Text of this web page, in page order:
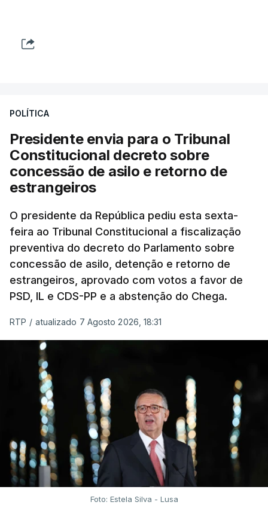
POLÍTICA
Presidente envia para o Tribunal
Constitucional decreto sobre
concessão de asilo e retorno de
estrangeiros
O presidente da República pediu esta sexta-
feira ao Tribunal Constitucional a fiscalização
preventiva do decreto do Parlamento sobre
concessão de asilo, detenção e retorno de
estrangeiros, aprovado com votos a favor de
PSD, IL e CDS-PP e a abstenção do Chega.
RTP / atualizado 7 Agosto 2026, 18:31
Foto: Estela Silva - Lusa